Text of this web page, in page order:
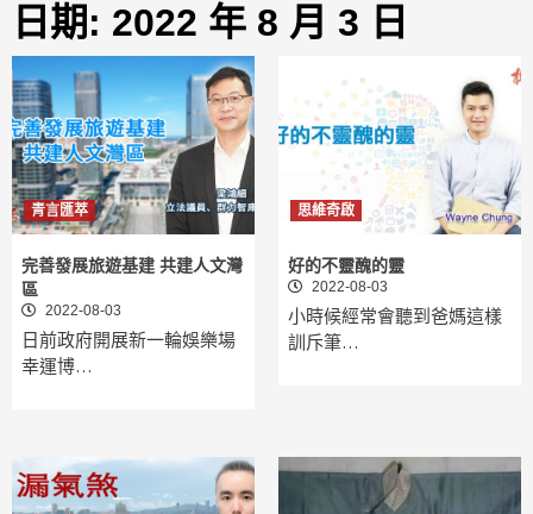
日期: 2022 年 8 月 3 日
青言匯萃
完善發展旅遊基建 共建人文灣
區
2022-08-03
日前政府開展新一輪娛樂場
幸運博…
思維奇啟
好的不靈醜的靈
2022-08-03
小時候經常會聽到爸媽這樣
訓斥筆…